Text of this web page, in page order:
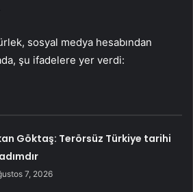
sosyal medya hesabından
şu ifadelere yer verdi:
Göktaş: Terörsüz Türkiye tarihi
7, 2026